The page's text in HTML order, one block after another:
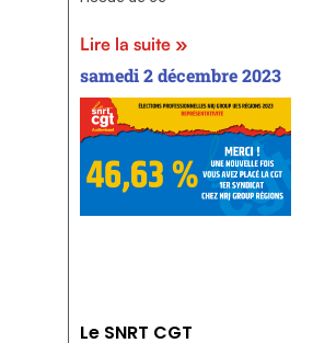
Lire la suite »
samedi 2 décembre 2023
Le SNRT CGT